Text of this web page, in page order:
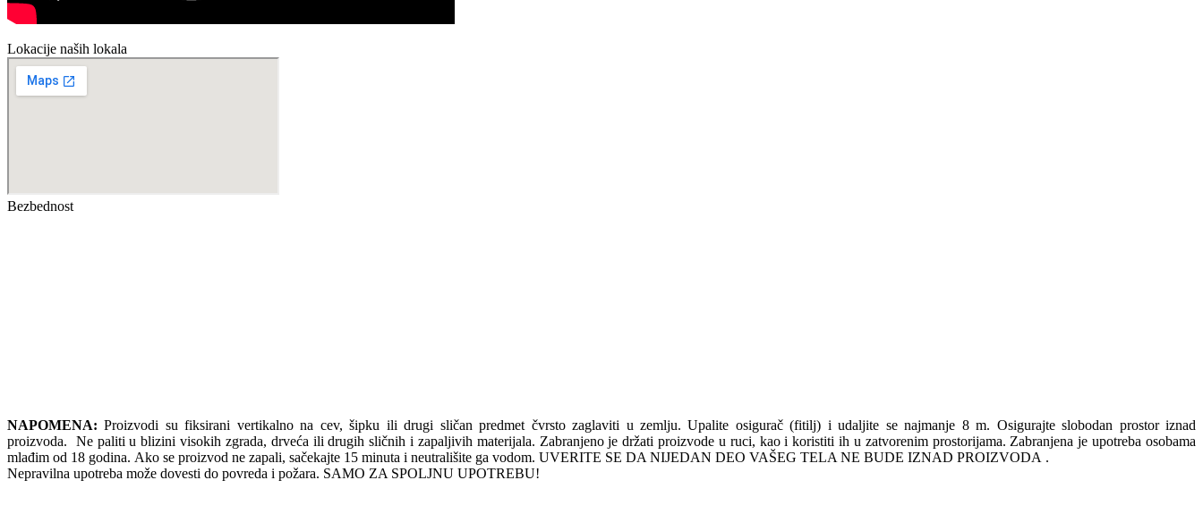
Lokacije naših lokala
Bezbednost
NAPOMENA: Proizvodi su fiksirani vertikalno na cev, šipku ili drugi sličan predmet čvrsto zaglaviti u zemlju. Upalite osigurač (fitilj) i udaljite se najmanje 8 m. Osigurajte slobodan prostor iznad
proizvoda. Ne paliti u blizini visokih zgrada, drveća ili drugih sličnih i zapaljivih materijala. Zabranjeno je držati proizvode u ruci, kao i koristiti ih u zatvorenim prostorijama. Zabranjena je upotreba osobama
mlađim od 18 godina. Ako se proizvod ne zapali, sačekajte 15 minuta i neutrališite ga vodom. UVERITE SE DA NIJEDAN DEO VAŠEG TELA NE BUDE IZNAD PROIZVODA .
Nepravilna upotreba može dovesti do povreda i požara. SAMO ZA SPOLJNU UPOTREBU!